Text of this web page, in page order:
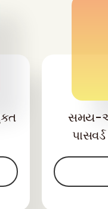
સમય-